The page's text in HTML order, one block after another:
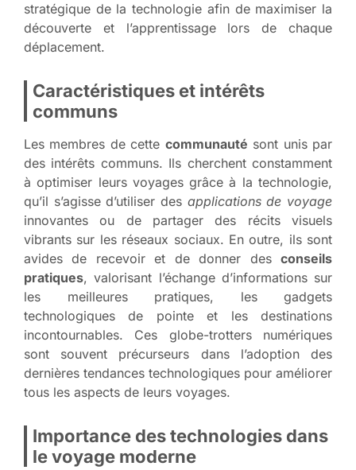
stratégique de la technologie afin de maximiser la
découverte et l’apprentissage lors de chaque
déplacement.
Caractéristiques et intérêts
communs
Les membres de cette communauté sont unis par
des intérêts communs. Ils cherchent constamment
à optimiser leurs voyages grâce à la technologie,
qu’il s’agisse d’utiliser des applications de voyage
innovantes ou de partager des récits visuels
vibrants sur les réseaux sociaux. En outre, ils sont
avides de recevoir et de donner des conseils
pratiques, valorisant l’échange d’informations sur
les meilleures pratiques, les gadgets
technologiques de pointe et les destinations
incontournables. Ces globe-trotters numériques
sont souvent précurseurs dans l’adoption des
dernières tendances technologiques pour améliorer
tous les aspects de leurs voyages.
Importance des technologies dans
le voyage moderne